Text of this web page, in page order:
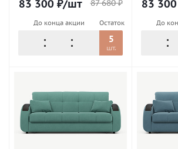
83 300 ₽/шт 87 680₽
До конца акции Остаток
5
шт.
83 300
До